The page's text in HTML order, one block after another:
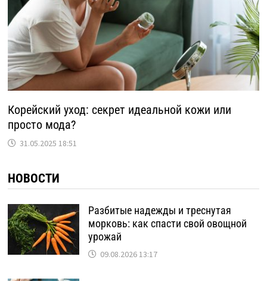
Корейский уход: секрет идеальной кожи или
просто мода?
31.05.2025 18:51
НОВОСТИ
Разбитые надежды и треснутая
морковь: как спасти свой овощной
урожай
09.08.2026 13:17